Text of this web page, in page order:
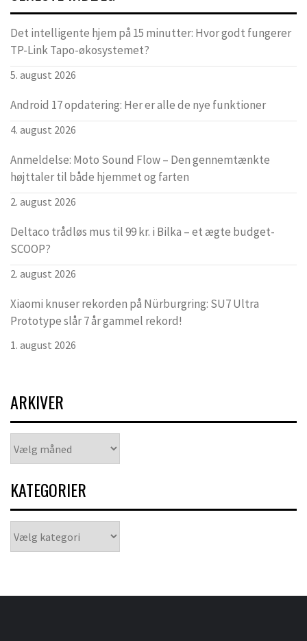
Det intelligente hjem på 15 minutter: Hvor godt fungerer
TP-Link Tapo-økosystemet?
5. august 2026
Android 17 opdatering: Her er alle de nye funktioner
4. august 2026
Anmeldelse: Moto Sound Flow – Den gennemtænkte
højttaler til både hjemmet og farten
2. august 2026
Deltaco trådløs mus til 99 kr. i Bilka – et ægte budget-
SCOOP?
2. august 2026
Xiaomi knuser rekorden på Nürburgring: SU7 Ultra
Prototype slår 7 år gammel rekord!
1. august 2026
ARKIVER
KATEGORIER